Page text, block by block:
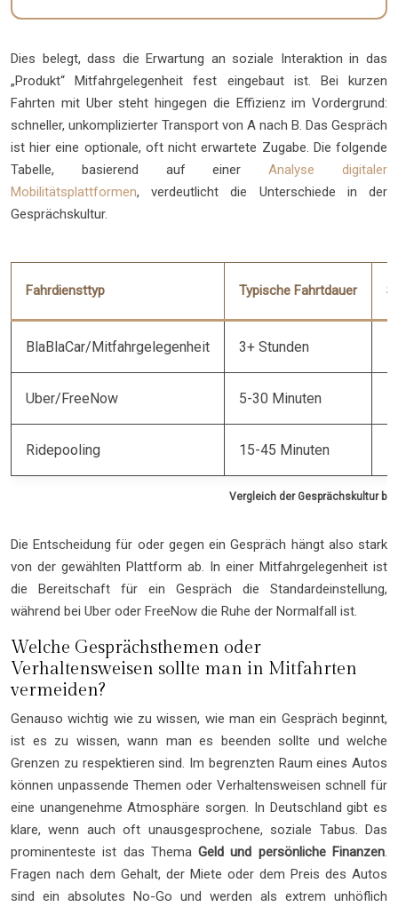
Dies belegt, dass die Erwartung an soziale Interaktion in das
„Produkt“ Mitfahrgelegenheit fest eingebaut ist. Bei kurzen
Fahrten mit Uber steht hingegen die Effizienz im Vordergrund:
schneller, unkomplizierter Transport von A nach B. Das Gespräch
ist hier eine optionale, oft nicht erwartete Zugabe. Die folgende
Tabelle, basierend auf einerAnalyse digitaler
Mobilitätsplattformen, verdeutlicht die Unterschiede in der
Gesprächskultur.
Vergleich der Gesprächskultur
Fahrdiensttyp Typische Fahrtdauer
BlaBlaCar/Mitfahrgelegenheit 3+ Stunden
Uber/FreeNow 5-30 Minuten
Ridepooling 15-45 Minuten
Die Entscheidung für oder gegen ein Gespräch hängt also stark
von der gewählten Plattform ab. In einer Mitfahrgelegenheit ist
die Bereitschaft für ein Gespräch die Standardeinstellung,
während bei Uber oder FreeNow die Ruhe der Normalfall ist.
Welche Gesprächsthemen oder
Verhaltensweisen sollte man in Mitfahrten
vermeiden?
Genauso wichtig wie zu wissen, wie man ein Gespräch beginnt,
ist es zu wissen, wann man es beenden sollte und welche
Grenzen zu respektieren sind. Im begrenzten Raum eines Autos
können unpassende Themen oder Verhaltensweisen schnell für
eine unangenehme Atmosphäre sorgen. In Deutschland gibt es
klare, wenn auch oft unausgesprochene, soziale Tabus. Das
prominenteste ist das ThemaGeld und persönliche Finanzen.
Fragen nach dem Gehalt, der Miete oder dem Preis des Autos
sind ein absolutes No-Go und werden als extrem unhöflich